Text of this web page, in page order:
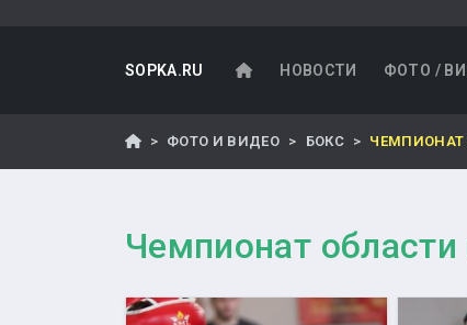
SOPKA.RU НОВОСТИ ФОТО /
ФОТО И ВИДЕО БОКС ЧЕМПИОНАТ
Чемпионат